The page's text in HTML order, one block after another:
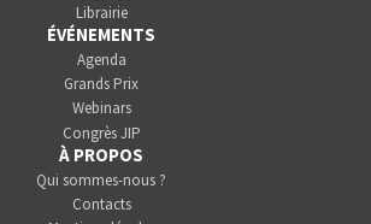
Librairie
ÉVÉNEMENTS
Agenda
Grands Prix
Webinars
Congrès JIP
À PROPOS
Qui sommes-nous ?
Contacts